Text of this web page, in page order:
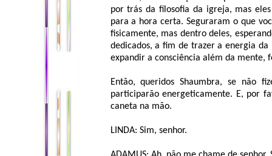
por trás da filosofia da igreja, mas
para a hora certa. Seguraram o que
fisicamente, mas dentro deles,
dedicados, a fim de trazer a energia da
expandir a consciência além da mente,
Então, queridos Shaumbra, se não
participarão energeticamente. E, por
caneta na mão.
LINDA: Sim, senhor.